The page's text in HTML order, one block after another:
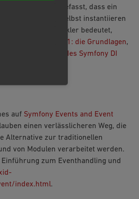
und zusammengefasst, dass ein
dieses nicht selbst instantiieren
für Projektentwickler bedeutet,
vorgestellt:
Teil 1: die Grundlagen,
Logik mit Hilfe des Symfony DI
auf Symfony Events and Event
einen verlässlicheren Weg, die
Alternative zur traditionellen
von Modulen verarbeitet werden.
zum Eventhandling und
index.html.